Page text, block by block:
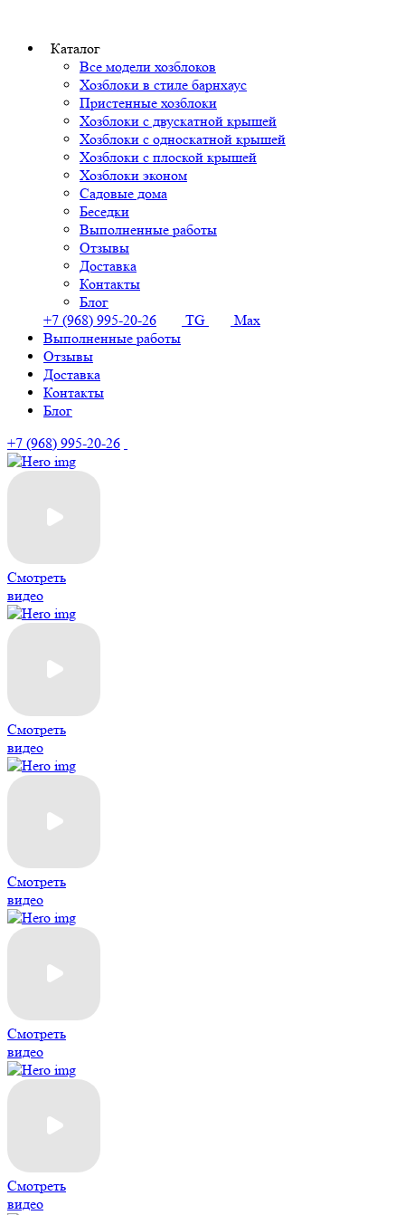
Каталог
Все модели хозблоков
Хозблоки в стиле барнхаус
Пристенные хозблоки
Хозблоки с двускатной крышей
Хозблоки с односкатной крышей
Хозблоки с плоской крышей
Хозблоки эконом
Садовые дома
Беседки
Выполненные работы
Отзывы
Доставка
Контакты
Блог
+7 (968) 995-20-26
TG
Max
Выполненные работы
Отзывы
Доставка
Контакты
Блог
+7 (968) 995-20-26
Смотреть
видео
Смотреть
видео
Смотреть
видео
Смотреть
видео
Смотреть
видео